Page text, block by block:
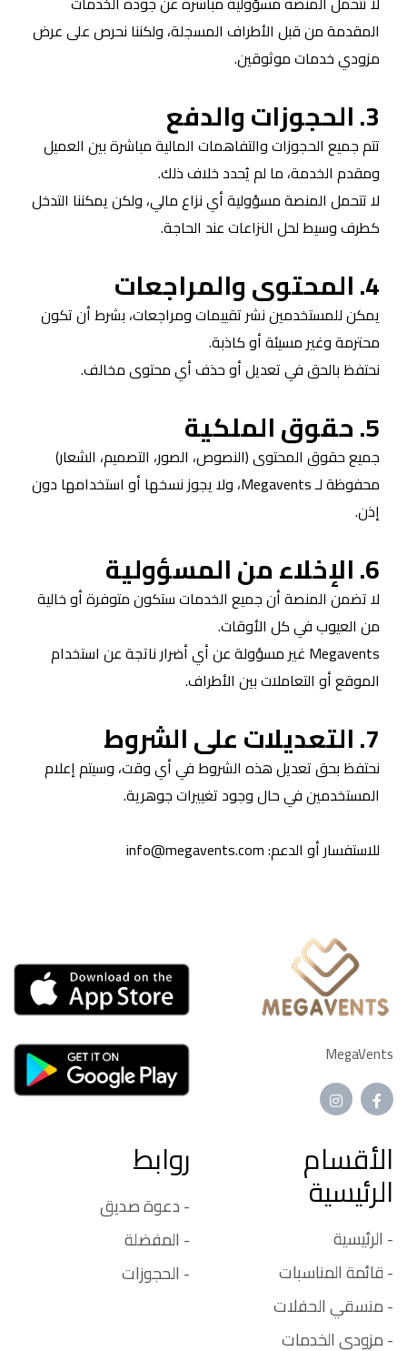
المقدمة من قبل الأطراف المسجلة، ولكننا نحرص على عرض
مزودي خدمات موثوقين.
3. الحجوزات والدفع
تتم جميع الحجوزات والتفاهمات المالية مباشرة بين العميل
ومقدم الخدمة، ما لم يُحدد خلاف ذلك.
لا تتحمل المنصة مسؤولية أي نزاع مالي، ولكن يمكننا التدخل
كطرف وسيط لحل النزاعات عند الحاجة.
4. المحتوى والمراجعات
يمكن للمستخدمين نشر تقييمات ومراجعات، بشرط أن تكون
محترمة وغير مسيئة أو كاذبة.
نحتفظ بالحق في تعديل أو حذف أي محتوى مخالف.
5. حقوق الملكية
جميع حقوق المحتوى (النصوص، الصور، التصميم، الشعار)
محفوظة لـ Megavents، ولا يجوز نسخها أو استخدامها دون
إذن.
6. الإخلاء من المسؤولية
لا تضمن المنصة أن جميع الخدمات ستكون متوفرة أو خالية
من العيوب في كل الأوقات.
Megavents غير مسؤولة عن أي أضرار ناتجة عن استخدام
الموقع أو التعاملات بين الأطراف.
7. التعديلات على الشروط
نحتفظ بحق تعديل هذه الشروط في أي وقت، وسيتم إعلام
المستخدمين في حال وجود تغييرات جوهرية.
للاستفسار أو الدعم: info@megavents.com
MegaVents
الأقسام
الرئيسية
- الرئيسية
- قائمة المناسبات
- منسقي الحفلات
- مزودي الخدمات
روابط
- دعوة صديق
- المفضلة
- الحجوزات